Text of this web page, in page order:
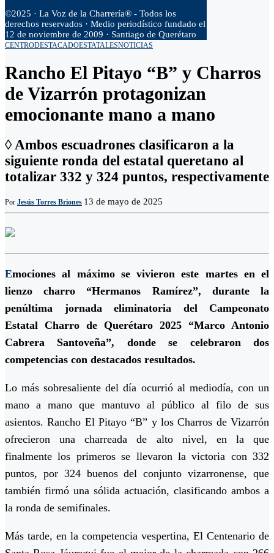
©2025 · La Voz de la Charrería® - Todos los
derechos reservados · Medio periodístico fundado el
12 de noviembre de 2009 · Santiago de Querétaro
CENTRODESTACADOESTATALESNOTICIAS
Rancho El Pitayo “B” y Charros
de Vizarrón protagonizan
emocionante mano a mano
◊ Ambos escuadrones clasificaron a la
siguiente ronda del estatal queretano al
totalizar 332 y 324 puntos, respectivamente
Por Jesús Torres Briones 13 de mayo de 2025
Emociones al máximo se vivieron este martes en el
lienzo charro “Hermanos Ramírez”, durante la
penúltima jornada eliminatoria del Campeonato
Estatal Charro de Querétaro 2025 “Marco Antonio
Cabrera Santoveña”, donde se celebraron dos
competencias con destacados resultados.
Lo más sobresaliente del día ocurrió al mediodía, con un
mano a mano que mantuvo al público al filo de sus
asientos. Rancho El Pitayo “B” y los Charros de Vizarrón
ofrecieron una charreada de alto nivel, en la que
finalmente los primeros se llevaron la victoria con 332
puntos, por 324 buenos del conjunto vizarronense, que
también firmó una sólida actuación, clasificando ambos a
la ronda de semifinales.
Más tarde, en la competencia vespertina, El Centenario de